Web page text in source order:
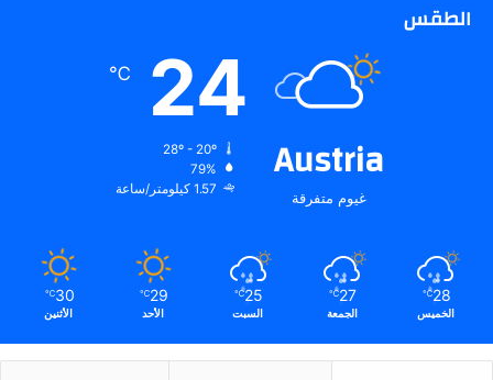
الطقس
Austria
غيوم متفرقة
24
℃
79%
1.57 كيلومتر/ساعة
28
℃
الخميس
27
℃
الجمعة
25
℃
السبت
29
℃
الأحد
30
℃
الأثنين